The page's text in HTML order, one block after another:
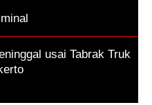
usai Tabrak Truk